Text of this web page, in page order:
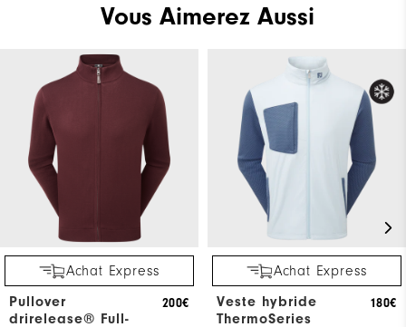
Vous Aimerez Aussi
Achat Express
Pullover
drirelease® Full-
200€
Achat Express
Veste hybride
ThermoSeries
180€